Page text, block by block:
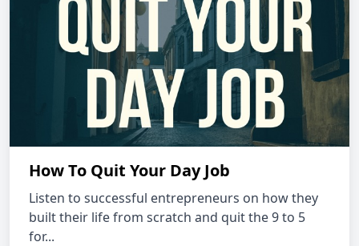
How To Quit Your Day Job
Listen to successful entrepreneurs on how they
built their life from scratch and quit the 9 to 5
for...